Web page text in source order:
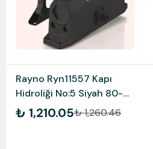
Rayno Ryn11557 Kapı
Hidroliği No:5 Siyah 80-
120 Kg
₺ 1,210.05₺ 1,260.46